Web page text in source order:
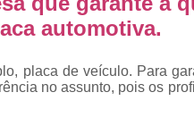
Valor do
Emplacar
automotiva.
placa de veículo. Para
no assunto, pois os